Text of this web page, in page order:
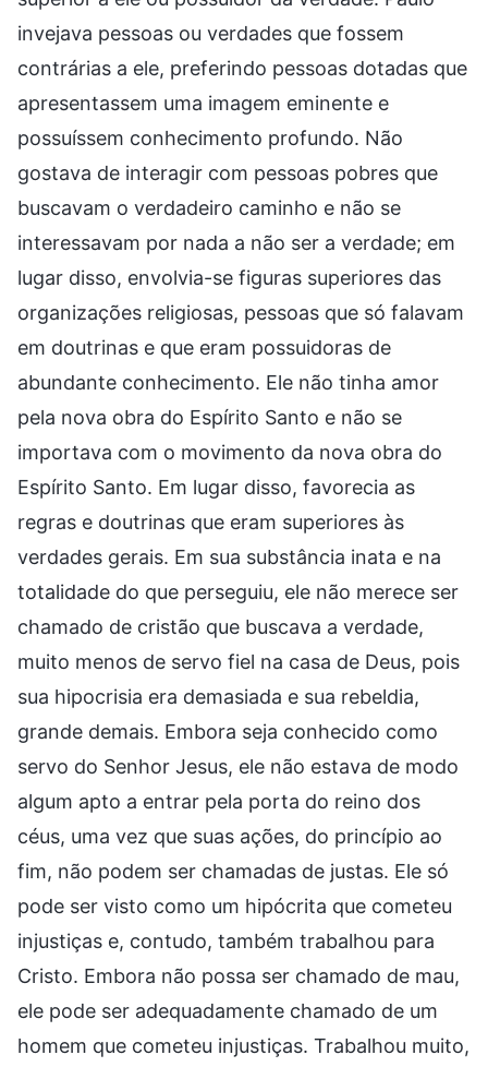
invejava pessoas ou verdades que fossem
contrárias a ele, preferindo pessoas dotadas que
apresentassem uma imagem eminente e
possuíssem conhecimento profundo. Não
gostava de interagir com pessoas pobres que
buscavam o verdadeiro caminho e não se
interessavam por nada a não ser a verdade; em
lugar disso, envolvia-se figuras superiores das
organizações religiosas, pessoas que só falavam
em doutrinas e que eram possuidoras de
abundante conhecimento. Ele não tinha amor
pela nova obra do Espírito Santo e não se
importava com o movimento da nova obra do
Espírito Santo. Em lugar disso, favorecia as
regras e doutrinas que eram superiores às
verdades gerais. Em sua substância inata e na
totalidade do que perseguiu, ele não merece ser
chamado de cristão que buscava a verdade,
muito menos de servo fiel na casa de Deus, pois
sua hipocrisia era demasiada e sua rebeldia,
grande demais. Embora seja conhecido como
servo do Senhor Jesus, ele não estava de modo
algum apto a entrar pela porta do reino dos
céus, uma vez que suas ações, do princípio ao
fim, não podem ser chamadas de justas. Ele só
pode ser visto como um hipócrita que cometeu
injustiças e, contudo, também trabalhou para
Cristo. Embora não possa ser chamado de mau,
ele pode ser adequadamente chamado de um
homem que cometeu injustiças. Trabalhou muito,